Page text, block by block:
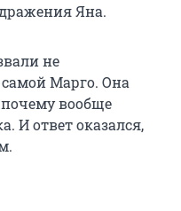
Яна.
не
Марго. Она
почему вообще
И ответ оказался,